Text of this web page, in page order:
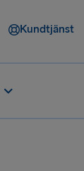
Kundtjänst